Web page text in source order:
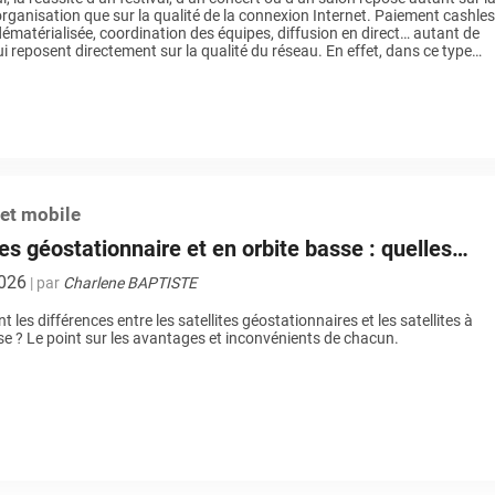
que sur la qualité de la connexion Internet. Paiement
coordination des équipes, diffusion en direct… autant de
reposent directement sur la qualité du réseau. En effet, dans ce type
mobile
géostationnaire et en orbite basse : quelles
?
| par Charlene BAPTISTE
les différences entre les satellites géostationnaires et les satellites à
? Le point sur les avantages et inconvénients de chacun.